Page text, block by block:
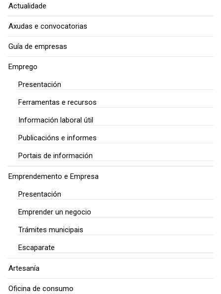
Actualidade
Axudas e convocatorias
Guía de empresas
Emprego
Presentación
Ferramentas e recursos
Información laboral útil
Publicacións e informes
Portais de información
Emprendemento e Empresa
Presentación
Emprender un negocio
Trámites municipais
Escaparate
Artesanía
Oficina de consumo